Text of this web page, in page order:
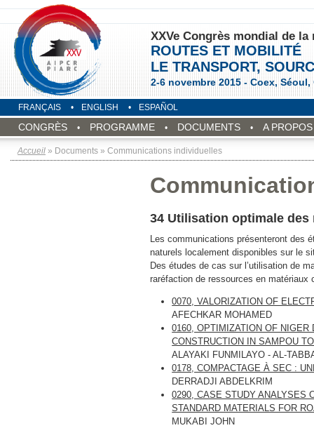
XXVe Congrès mondial de la
ROUTES ET MOBILITÉ
LE TRANSPORT,
2-6 novembre 2015 - Coex, Séoul,
FRANÇAIS ENGLISH ESPAÑOL
CONGRÈS PROGRAMME DOCUMENTS A
Accueil » Documents » Communications individuelles
34 Utilisation optimale des
Les communications présenteront des
naturels localement disponibles sur le
Des études de cas sur l’utilisation de
raréfaction de ressources en
0070, VALORIZATION OF
AFECHKAR MOHAMED
0160, OPTIMIZATION OF NIGER
CONSTRUCTION IN SAMPOU
ALAYAKI FUNMILAYO - AL-
0178, COMPACTAGE À SEC :
DERRADJI ABDELKRIM
0290, CASE STUDY ANALYSES
STANDARD MATERIALS FOR
MUKABI JOHN